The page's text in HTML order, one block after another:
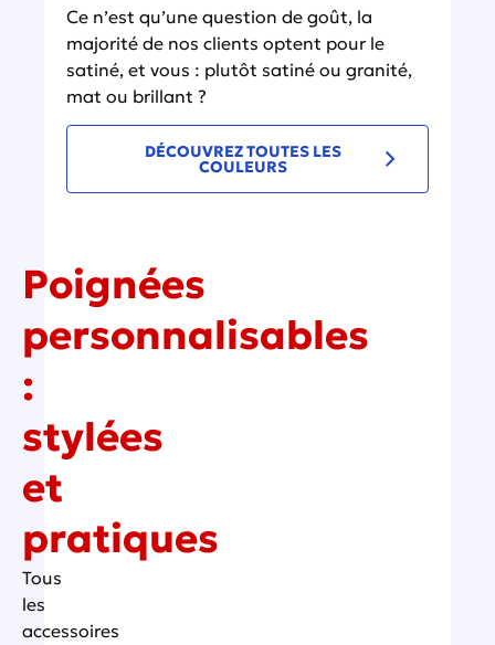
Ce n’est qu’une question de goût, la
majorité de nos clients optent pour le
satiné, et vous : plutôt satiné ou granité,
mat ou brillant ?
DÉCOUVREZ TOUTES LES
COULEURS
Poignées
personnalisables
:
stylées
et
pratiques
Tous
les
accessoires